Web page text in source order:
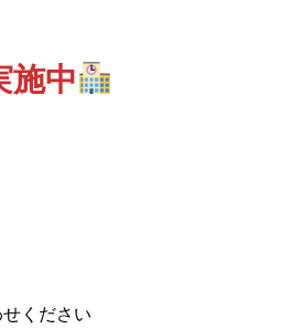
施中
ください